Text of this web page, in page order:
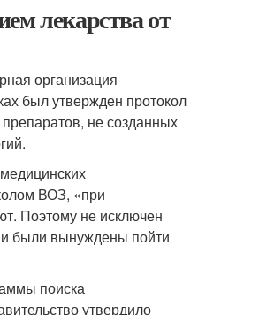
лекарства от
организация
был утвержден протокол
не созданных
ВОЗ, «при
Поэтому не исключен
были вынуждены пойти
поиска
утвердило